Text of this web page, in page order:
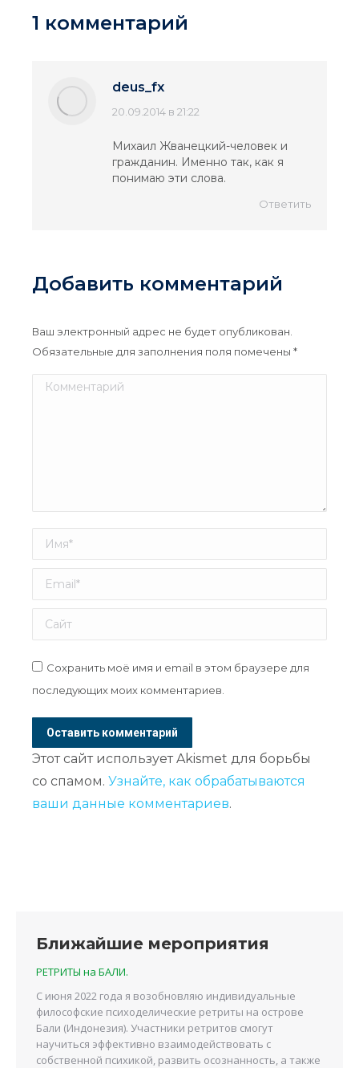
1 комментарий
deus_fx
говорит:
20.09.2014 в 21:22
Михаил Жванецкий-человек и
гражданин. Именно так, как я
понимаю эти слова.
Ответить
Добавить комментарий
Ваш электронный адрес не будет опубликован.
Обязательные для заполнения поля помечены *
Комментарий
Имя *
Email *
Сайт
Сохранить моё имя и email в этом браузере для
последующих моих комментариев.
Оставить комментарий
Этот сайт использует Akismet для борьбы
со спамом. Узнайте, как обрабатываются
ваши данные комментариев.
Ближайшие мероприятия
РЕТРИТЫ на БАЛИ.
С июня 2022 года я возобновляю индивидуальные
философские психоделические ретриты на острове
Бали (Индонезия). Участники ретритов смогут
научиться эффективно взаимодействовать с
собственной психикой, развить осознанность, а также